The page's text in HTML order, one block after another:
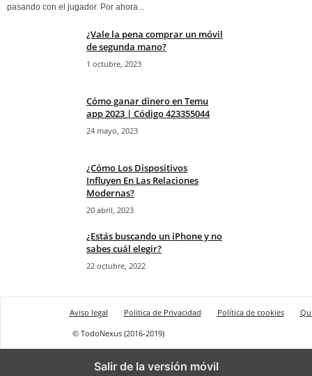
pasando con el jugador. Por ahora...
¿Vale la pena comprar un móvil
de segunda mano?
1 octubre, 2023
Cómo ganar dinero en Temu
app 2023 | Código 423355044
24 mayo, 2023
¿Cómo Los Dispositivos
Influyen En Las Relaciones
Modernas?
20 abril, 2023
¿Estás buscando un iPhone y no
sabes cuál elegir?
22 octubre, 2022
Aviso legal Politica de Privacidad Política de cookies
© TodoNexus (2016-2019)
Salir de la versión móvil